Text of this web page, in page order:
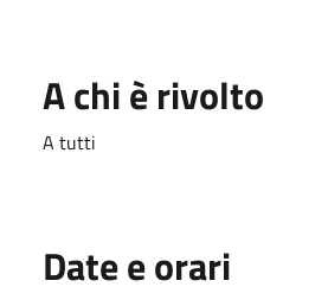
A chi è rivolto
A tutti
Date e orari